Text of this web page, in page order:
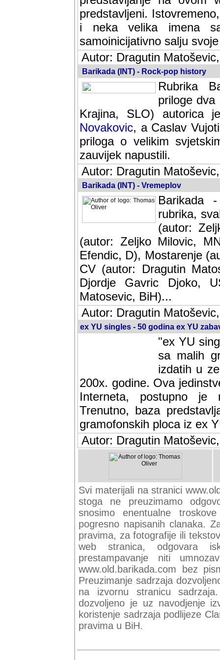
predstavljeni.
i neka velika imena
samoinicijativno salju
Autor: Dragutin
Barikada (INT) - Rock-pop history
Rubrika
dva
SLO) autorica je velikog
Caslav Vujotic
velikim svjetskim
napustili.
Autor: Dragutin
Barikada (INT) - Vremeplov
Barikada
rubrika,
(autor:
(autor: Zeljko Milovic,
Efendic, D), Mostarenje
CV (autor: Dragutin
Djordje Gavric Djoko,
Matosevic, BiH)...
Autor: Dragutin
ex YU singles - 50 godina ex YU
"ex YU
sa malih
izdatih u
200x. godine. Ova
Interneta, postupno je
baza predstavlja
ploca iz ex YU.
Autor: Dragutin
Svi materijali na stranici
stoga ne preuzimamo
snosimo enentualne
pogresno napisanih clanaka.
pravima, za fotografije ili
web stranica, odgovara
prestampavanje niti
www.old.barikada.com bez
Preuzimanje sadrzaja
na izvornu stranicu
dozvoljeno je uz navodjenje
koristenje sadrzaja podlijeze
pravima u BiH.